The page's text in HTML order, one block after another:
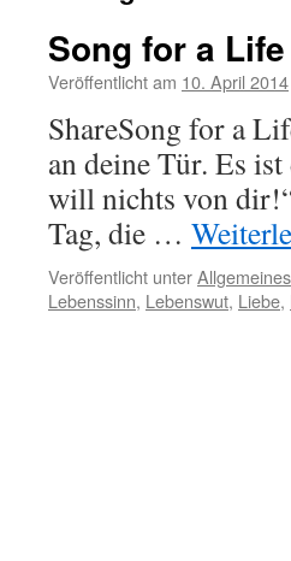
Song for a Life
Veröffentlicht am 10. April 2014
ShareSong for a
an deine Tür. Es
will nichts von
Tag, die …
Veröffentlicht unterAllgemeines
Lebenssinn, Lebenswut, Liebe,